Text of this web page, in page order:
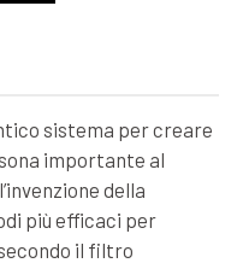
sistema per creare
importante al
della
più efficaci per
il filtro